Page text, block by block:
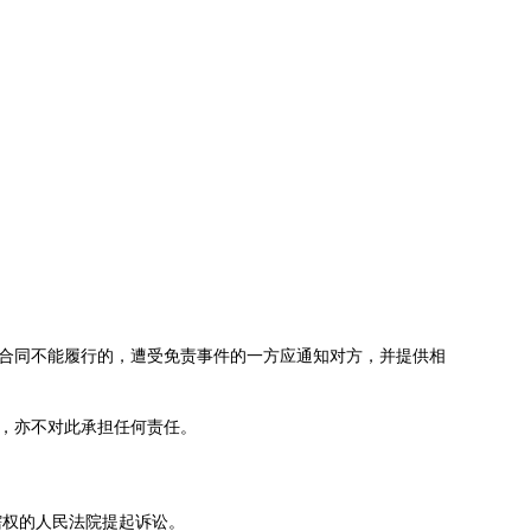
不能履行的，遭受免责事件的一方应通知对方，并提供相
不对此承担任何责任。
的人民法院提起诉讼。